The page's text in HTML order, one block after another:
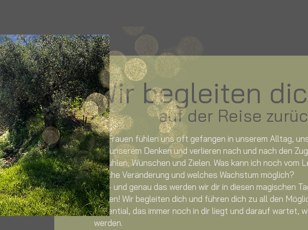
Wir begleiten
auf der Reise
Wir Frauen fühlen uns oft gefangen in unserem Alltag,
und unserem Denken und verlieren nach und nach den
Gefühlen, Wünschen und Zielen. Was kann ich noch vom
welche Veränderung und welches Wachstum möglich?
JA – und genau das werden wir dir in diesen magischen
zeigen! Wir begleiten dich und führen dich zu all den
Potential, das immer noch in dir liegt und darauf wartet,
werden.